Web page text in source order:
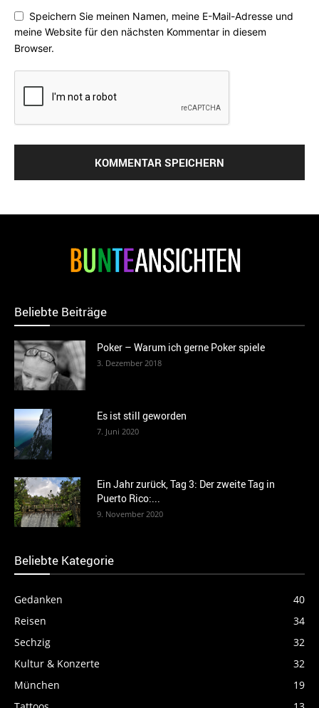
Speichern Sie meinen Namen, meine E-Mail-Adresse und
meine Website für den nächsten Kommentar in diesem
Browser.
Beliebte Beiträge
Poker – Warum ich gerne Poker spiele
3. Dezember 2018
Es ist still geworden
7. Juni 2020
Ein Jahr zurück, Tag 3: Der zweite Tag in
Puerto Rico:...
9. November 2020
Beliebte Kategorie
Gedanken
40
Reisen
34
Sechzig
32
Kultur & Konzerte
32
München
19